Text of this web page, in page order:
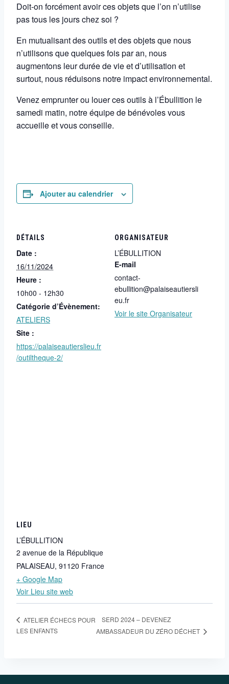
Doit-on forcément avoir ces objets que l’on n’utilise
pas tous les jours chez soi ?
En mutualisant des outils et des objets que nous
n’utilisons que quelques fois par an, nous
augmentons leur durée de vie et d’utilisation et
surtout, nous réduisons notre impact environnemental.
Venez emprunter ou louer ces outils à l’Ébullition le
samedi matin, notre équipe de bénévoles vous
accueille et vous conseille.
Ajouter au calendrier
DÉTAILS
Date :
16/11/2024
Heure :
10h00 - 12h30
Catégorie d’Évènement:
ATELIERS
Site :
https://palaiseautierslieu.fr
/outiltheque-2/
ORGANISATEUR
L’ÉBULLITION
E-mail
contact-
ebullition@palaiseautiersli
eu.fr
Voir le site Organisateur
LIEU
L’ÉBULLITION
2 avenue de la République
PALAISEAU, 91120 France
+ Google Map
Voir Lieu site web
ATELIER ÉCHECS POUR
LES ENFANTS
SERD 2024 – DEVENEZ
AMBASSADEUR DU ZÉRO DÉCHET